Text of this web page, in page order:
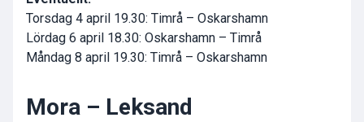
Torsdag 4 april 19.30: Timrå – Oskarshamn
Lördag 6 april 18.30: Oskarshamn – Timrå
Måndag 8 april 19.30: Timrå – Oskarshamn
Mora – Leksand